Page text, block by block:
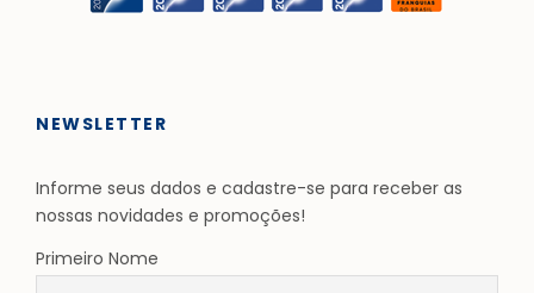
NEWSLETTER
Informe seus dados e cadastre-se para receber as
nossas novidades e promoções!
Primeiro Nome